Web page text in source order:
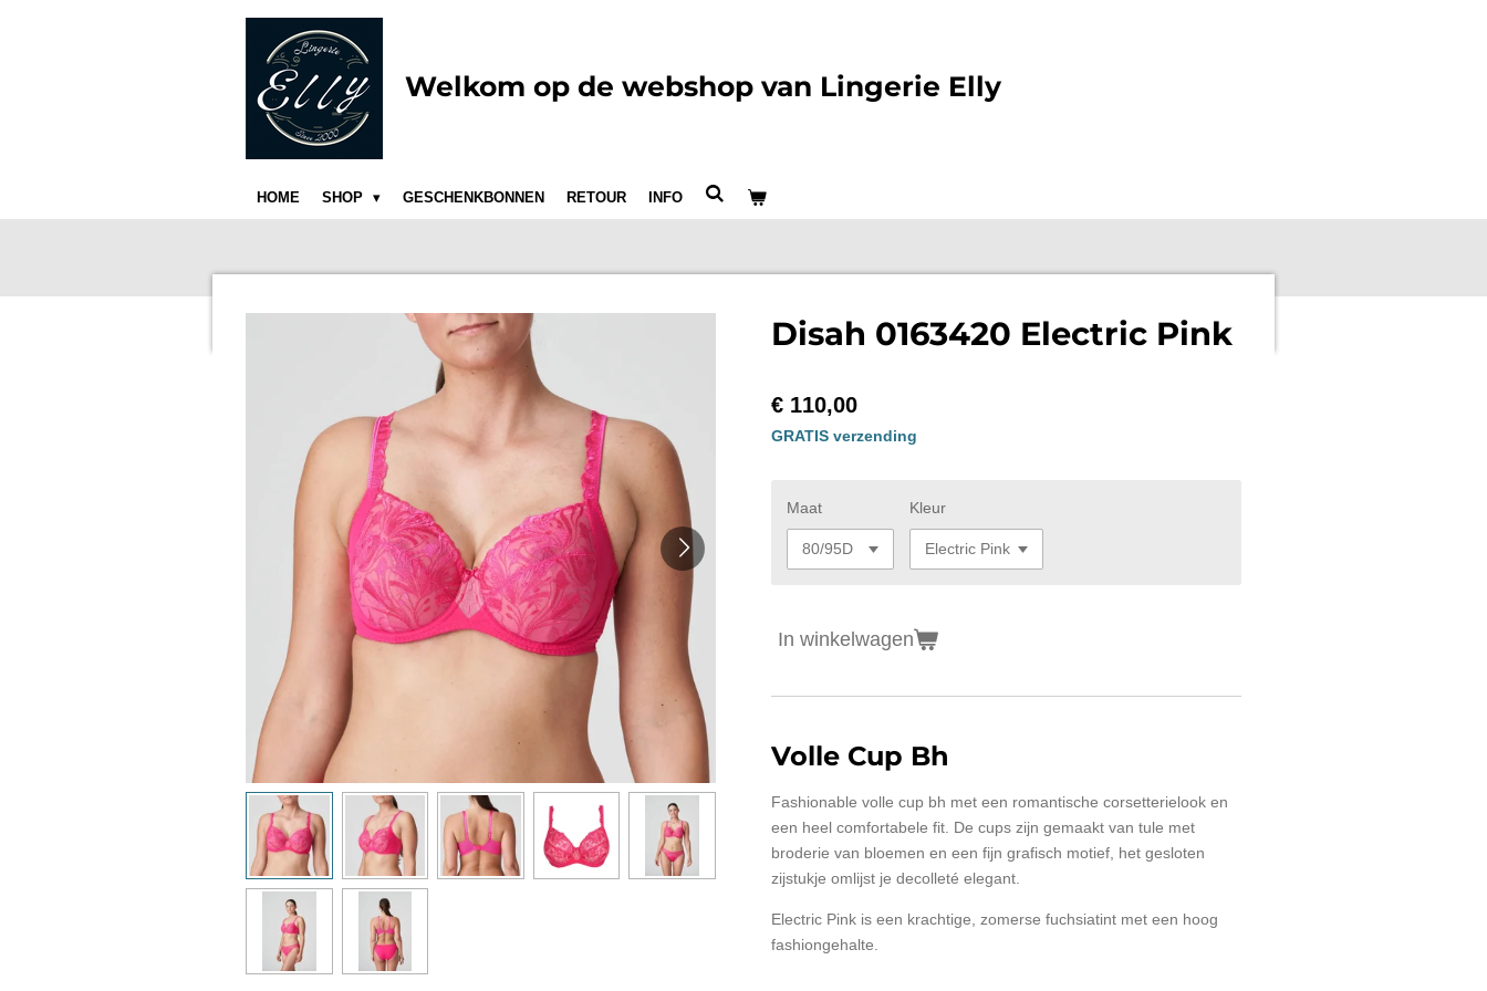
Welkom op de webshop van Lingerie Elly
HOME SHOP GESCHENKBONNEN RETOUR INFO
Disah 0163420 Electric Pink
€ 110,00
GRATIS verzending
Maat Kleur
In winkelwagen
Volle Cup Bh
Fashionable volle cup bh met een romantische corsetterielook en
een heel comfortabele fit. De cups zijn gemaakt van tule met
broderie van bloemen en een fijn grafisch motief, het gesloten
zijstukje omlijst je decolleté elegant.
Electric Pink is een krachtige, zomerse fuchsiatint met een hoog
fashiongehalte.